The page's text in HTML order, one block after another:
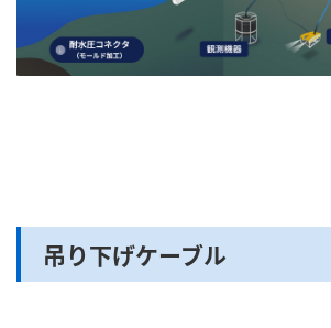
吊り下げケーブル